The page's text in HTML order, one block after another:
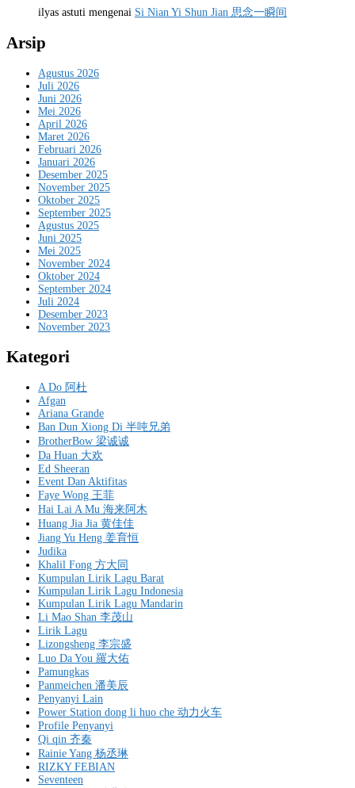
ilyas astuti mengenai Si Nian Yi Shun Jian 思念一瞬间
Arsip
Agustus 2026
Juli 2026
Juni 2026
Mei 2026
April 2026
Maret 2026
Februari 2026
Januari 2026
Desember 2025
November 2025
Oktober 2025
September 2025
Agustus 2025
Juni 2025
Mei 2025
November 2024
Oktober 2024
September 2024
Juli 2024
Desember 2023
November 2023
Kategori
A Do 阿杜
Afgan
Ariana Grande
Ban Dun Xiong Di 半吨兄弟
BrotherBow 梁诚诚
Da Huan 大欢
Ed Sheeran
Event Dan Aktifitas
Faye Wong 王菲
Hai Lai A Mu 海来阿木
Huang Jia Jia 黄佳佳
Jiang Yu Heng 姜育恒
Judika
Khalil Fong 方大同
Kumpulan Lirik Lagu Barat
Kumpulan Lirik Lagu Indonesia
Kumpulan Lirik Lagu Mandarin
Li Mao Shan 李茂山
Lirik Lagu
Lizongsheng 李宗盛
Luo Da You 羅大佑
Pamungkas
Panmeichen 潘美辰
Penyanyi Lain
Power Station dong li huo che 动力火车
Profile Penyanyi
Qi qin 齐秦
Rainie Yang 杨丞琳
RIZKY FEBIAN
Seventeen